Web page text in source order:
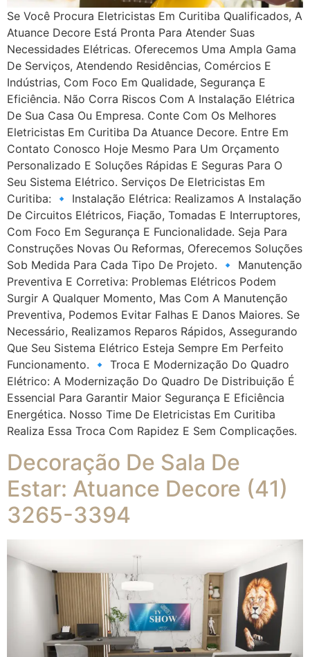
Se Você Procura Eletricistas Em Curitiba Qualificados, A
Atuance Decore Está Pronta Para Atender Suas
Necessidades Elétricas. Oferecemos Uma Ampla Gama
De Serviços, Atendendo Residências, Comércios E
Indústrias, Com Foco Em Qualidade, Segurança E
Eficiência. Não Corra Riscos Com A Instalação Elétrica
De Sua Casa Ou Empresa. Conte Com Os Melhores
Eletricistas Em Curitiba Da Atuance Decore. Entre Em
Contato Conosco Hoje Mesmo Para Um Orçamento
Personalizado E Soluções Rápidas E Seguras Para O
Seu Sistema Elétrico. Serviços De Eletricistas Em
Curitiba: 🔹 Instalação Elétrica: Realizamos A Instalação
De Circuitos Elétricos, Fiação, Tomadas E Interruptores,
Com Foco Em Segurança E Funcionalidade. Seja Para
Construções Novas Ou Reformas, Oferecemos Soluções
Sob Medida Para Cada Tipo De Projeto. 🔹 Manutenção
Preventiva E Corretiva: Problemas Elétricos Podem
Surgir A Qualquer Momento, Mas Com A Manutenção
Preventiva, Podemos Evitar Falhas E Danos Maiores. Se
Necessário, Realizamos Reparos Rápidos, Assegurando
Que Seu Sistema Elétrico Esteja Sempre Em Perfeito
Funcionamento. 🔹 Troca E Modernização Do Quadro
Elétrico: A Modernização Do Quadro De Distribuição É
Essencial Para Garantir Maior Segurança E Eficiência
Energética. Nosso Time De Eletricistas Em Curitiba
Realiza Essa Troca Com Rapidez E Sem Complicações.
Decoração De Sala De
Estar: Atuance Decore (41)
3265-3394